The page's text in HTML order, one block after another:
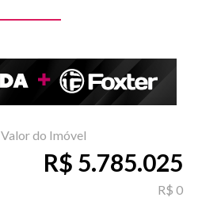
Valor do Imóvel
R$ 5.785.025
R$ 0